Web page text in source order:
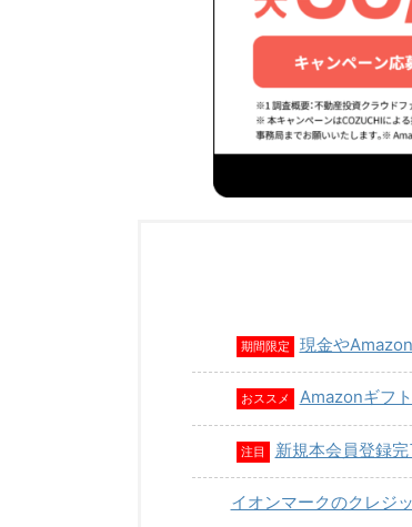
期間限定 現金や
おススメ Amazonギフ
注目 新規本会員登録
イオンマークのクレジ